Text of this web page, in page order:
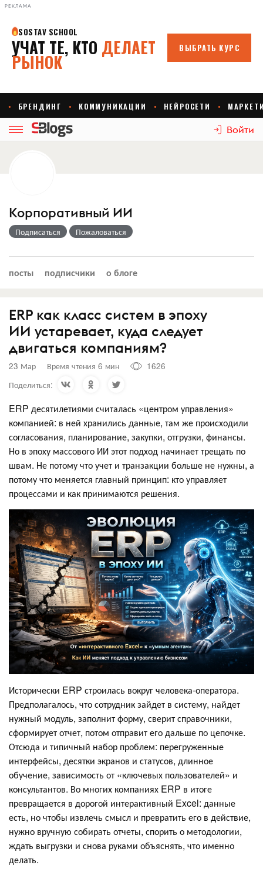
РЕКЛАМА
Войти
Корпоративный ИИ
Подписаться Пожаловаться
посты подписчики о блоге
ERP как класс систем в эпоху
ИИ устаревает, куда следует
двигаться компаниям?
23 Мар Время чтения 6 мин
1626
Поделиться:
ERP десятилетиями считалась «центром управления»
компанией: в ней хранились данные, там же происходили
согласования, планирование, закупки, отгрузки, финансы.
Но в эпоху массового ИИ этот подход начинает трещать по
швам. Не потому что учет и транзакции больше не нужны, а
потому что меняется главный принцип: кто управляет
процессами и как принимаются решения.
Исторически ERP строилась вокруг человека-оператора.
Предполагалось, что сотрудник зайдет в систему, найдет
нужный модуль, заполнит форму, сверит справочники,
сформирует отчет, потом отправит его дальше по цепочке.
Отсюда и типичный набор проблем: перегруженные
интерфейсы, десятки экранов и статусов, длинное
обучение, зависимость от «ключевых пользователей» и
консультантов. Во многих компаниях ERP в итоге
превращается в дорогой интерактивный Excel: данные
есть, но чтобы извлечь смысл и превратить его в действие,
нужно вручную собирать отчеты, спорить о методологии,
ждать выгрузки и снова руками объяснять, что именно
делать.